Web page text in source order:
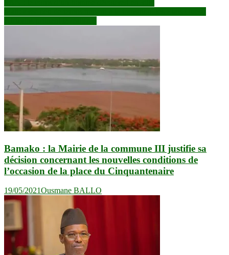
Navigation
de
Bamako : la Mairie de la commune III justifie sa
décision concernant les nouvelles conditions de
l’occasion de la place du Cinquantenaire
19/05/2021Ousmane BALLO